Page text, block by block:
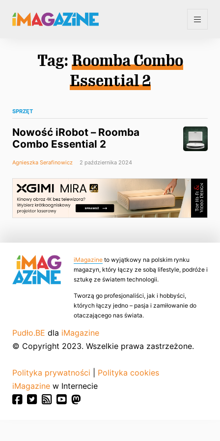
Tag: Roomba Combo
Essential 2
SPRZĘT
Nowość iRobot – Roomba
Combo Essential 2
Agnieszka Serafinowicz 2 października 2024
iMagazine to wyjątkowy na polskim rynku
magazyn, który łączy ze sobą lifestyle, podróże i
sztukę ze światem technologii.
Tworzą go profesjonaliści, jak i hobbyści,
których łączy jedno – pasja i zamiłowanie do
otaczającego nas świata.
Pudło.BE dla iMagazine
© Copyright 2023. Wszelkie prawa zastrzeżone.
Polityka prywatności
Polityka cookies
iMagazine w Internecie